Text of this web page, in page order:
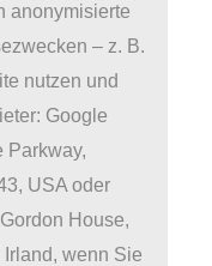
anonymisierte
– z. B.
nutzen und
Google
Parkway,
USA oder
House,
Irland, wenn Sie